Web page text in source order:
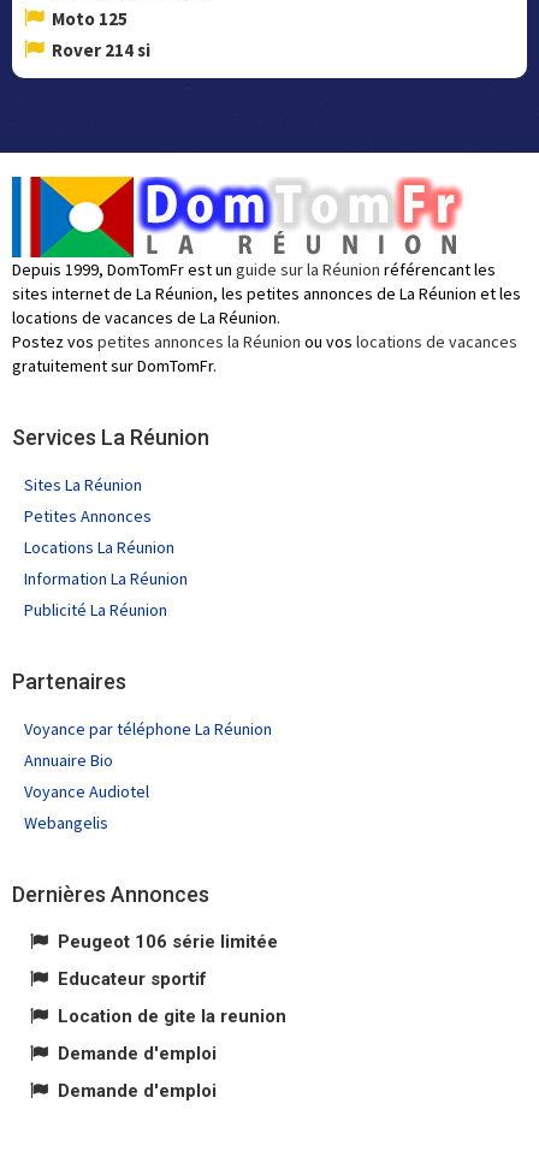
Moto 125
Rover 214 si
Depuis 1999, DomTomFr est un guide sur la Réunion référencant les
sites internet de La Réunion, les petites annonces de La Réunion et les
locations de vacances de La Réunion.
Postez vos petites annonces la Réunion ou vos locations de vacances
gratuitement sur DomTomFr.
Services La Réunion
Sites La Réunion
Petites Annonces
Locations La Réunion
Information La Réunion
Publicité La Réunion
Partenaires
Voyance par téléphone La Réunion
Annuaire Bio
Voyance Audiotel
Webangelis
Dernières Annonces
Peugeot 106 série limitée
Educateur sportif
Location de gite la reunion
Demande d'emploi
Demande d'emploi